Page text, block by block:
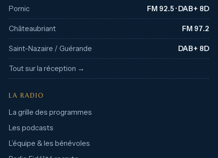
Pornic FM 92.5 · DAB+ 8D
Châteaubriant FM 97.2
Saint-Nazaire / Guérande DAB+ 8D
Tout sur la réception →
LA RADIO
La grille des programmes
Les podcasts
L’équipe & les bénévoles